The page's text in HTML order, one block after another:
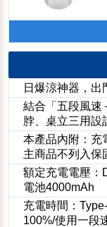
日爆涼神器，出
結合「五段風速
脖、桌立三用設
本產品內附：充
主商品不列入保
額定充電電壓：
電池4000mAh
充電時間：
100%/使用一段